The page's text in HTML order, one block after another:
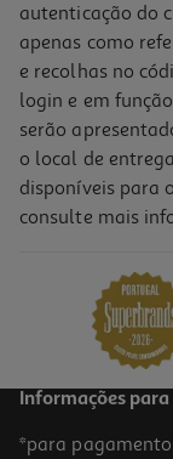
autenticação do
apenas como
e recolhas no
login e em
serão
o local de
disponíveis para
consulte mais
Informações
*para